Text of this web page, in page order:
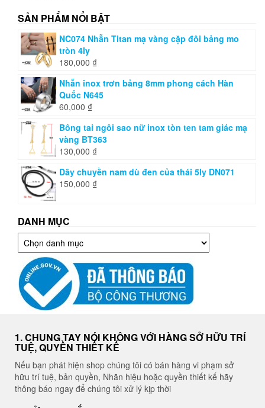
SẢN PHẨM NỔI BẬT
NC074 Nhẫn Titan mạ vàng cặp đôi bảng mo
tròn 4ly
180,000 ₫
Nhẫn inox trơn bảng 8mm phong cách Hàn
Quốc N645
60,000 ₫
Bông tai ngôi sao nữ inox tòn ten tam giác mạ
vàng BT363
130,000 ₫
Dây chuyền nam dù đen của thái 5ly DN071
150,000 ₫
DANH MỤC
Danh
mục
1. CHUNG TAY NÓI KHÔNG VỚI HÀNG SỞ HỮU TRÍ
TUỆ, QUYỀN THIẾT KẾ
Nếu bạn phát hiện shop chúng tôi có bán hàng vi phạm sở
hữu trí tuệ, bản quyền, Nhãn hiệu hoặc quyền thiết kế hãy
thông báo ngay để chúng tôi xử lý kịp thời